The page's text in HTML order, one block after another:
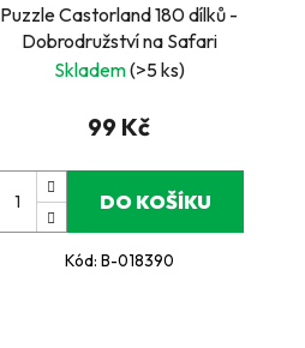
Puzzle Castorland 180 dílků -
Dobrodružství na Safari
Skladem(>5 ks)
99 Kč
DO KOŠÍKU
Kód: B-018390